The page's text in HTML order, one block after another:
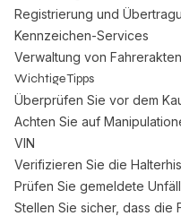
Registrierung und
Kennzeichen-Services
Verwaltung von Fahrerakten
Wichtige Tipps
Überprüfen Sie vor dem
Achten Sie auf
VIN
Verifizieren Sie die
Prüfen Sie gemeldete
Stellen Sie sicher, dass die